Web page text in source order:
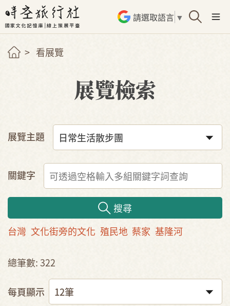
請選取語言 ▼
看展覽
展覽檢索
展覽主題
關鍵字
搜尋
台灣 文化街旁的文化 殖民地 蔡家 基隆河
總筆數: 322
每頁顯示